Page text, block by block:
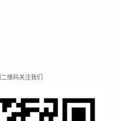
二维码关注我们